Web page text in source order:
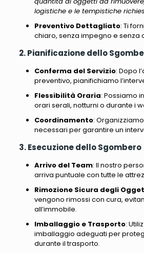
logistiche e le tempistiche
Preventivo Dettagliato: Ti
chiaro, senza impegno e senza
2. Pianificazione dello
Conferma del Servizio: Dopo
preventivo, pianifichiamo
Flessibilità Oraria: Possiamo
orari serali, notturni o durante i
Coordinamento:
necessari per garantire un
3. Esecuzione dello Sgombero
Arrivo del Team: Il nostro
arriva puntuale con tutte le
Rimozione Sicura degli
vengono rimossi con cura,
all’immobile.
Imballaggio e Trasporto:
imballaggio adeguati per
durante il trasporto.